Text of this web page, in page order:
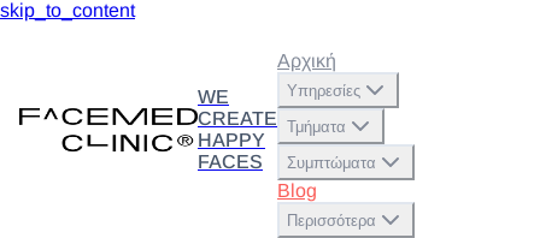
skip_to_content
WE
CREATE
HAPPY
FACES
Αρχική
Υπηρεσίες
Τμήματα
Συμπτώματα
Blog
Περισσότερα